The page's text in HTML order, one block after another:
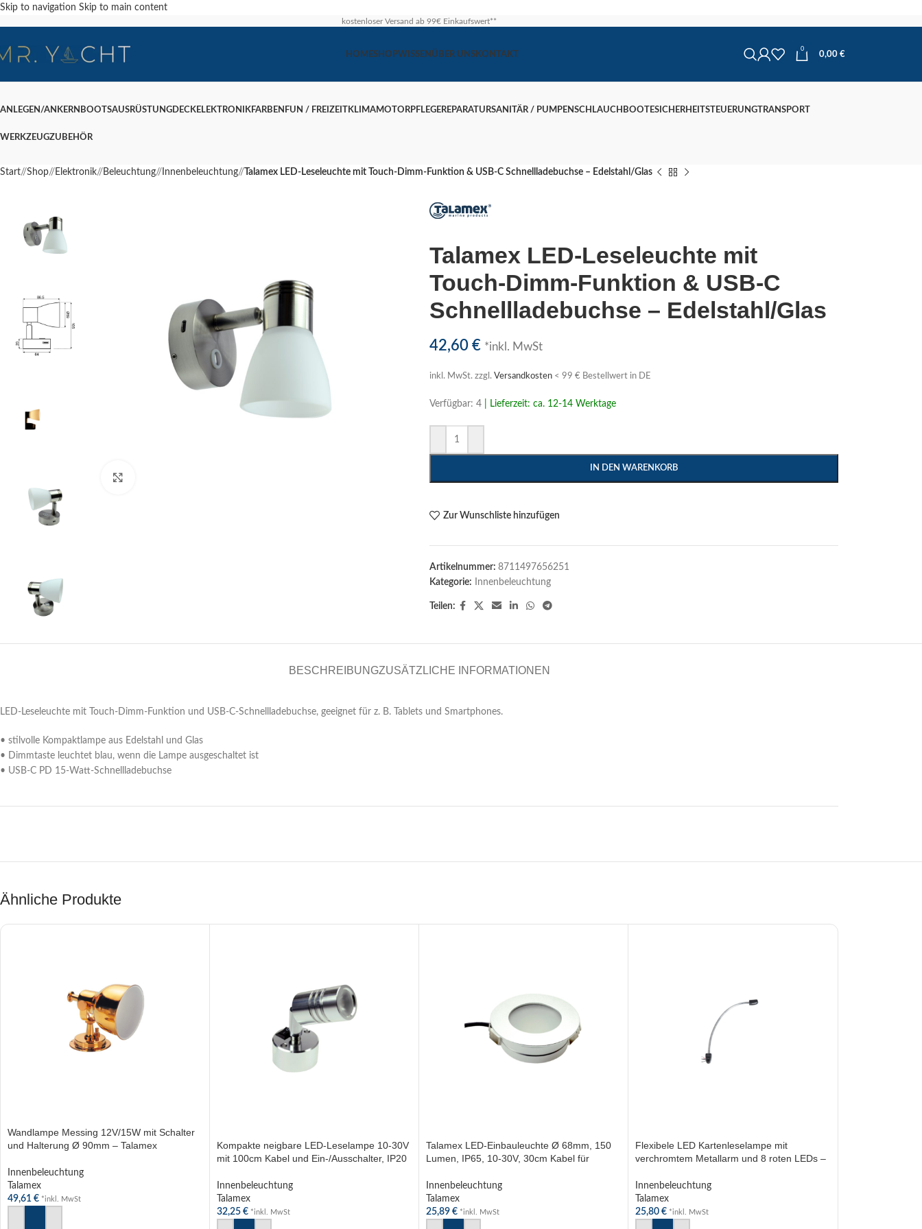
Skip to navigation Skip to main content
kostenloser Versand ab 99€ Einkaufswert**
HOMESHOPWISSEN ÜBER UNSKONTAKT
0
0,00 €
ANLEGEN/ANKERN BOOTSAUSRÜSTUNG DECK ELEKTRONIK FARBEN FUN / FREIZEITKLIMAMOTORPFLEGEREPARATURSANITÄR / PUMPENSCHLAUCHBOOTESICHERHEITSTEUERUNGTRANSPORT
WERKZEUGZUBEHÖR
Start/ Shop/ Elektronik/ Beleuchtung/ Innenbeleuchtung/ Talamex LED-Leseleuchte mit Touch-Dimm-Funktion & USB-C Schnellladebuchse – Edelstahl/Glas
Talamex LED-Leseleuchte mit
Touch-Dimm-Funktion & USB-C
Schnellladebuchse – Edelstahl/Glas
42,60 € *inkl. MwSt
inkl. MwSt. zzgl. Versandkosten< 99 € Bestellwert in DE
Verfügbar: 4| Lieferzeit: ca. 12-14 Werktage
IN DEN WARENKORB
Zur Wunschliste hinzufügen
Artikelnummer: 8711497656251
Kategorie:
Innenbeleuchtung
Teilen:
BESCHREIBUNGZUSÄTZLICHE INFORMATIONEN
LED-Leseleuchte mit Touch-Dimm-Funktion und USB-C-Schnellladebuchse, geeignet für z. B. Tablets und Smartphones.
• stilvolle Kompaktlampe aus Edelstahl und Glas
• Dimmtaste leuchtet blau, wenn die Lampe ausgeschaltet ist
• USB-C PD 15-Watt-Schnellladebuchse
Ähnliche Produkte
Wandlampe Messing 12V/15W mit Schalter
und Halterung Ø 90mm – Talamex
Innenbeleuchtung
Talamex
49,61 € *inkl. MwSt
Kompakte neigbare LED-Leselampe 10-30V
mit 100cm Kabel und Ein-/Ausschalter, IP20
Innenbeleuchtung
Talamex
32,25 € *inkl. MwSt
Talamex LED-Einbauleuchte Ø 68mm, 150
Lumen, IP65, 10-30V, 30cm Kabel für
Innenbeleuchtung
Talamex
25,89 € *inkl. MwSt
Flexibele LED Kartenleselampe mit
verchromtem Metallarm und 8 roten LEDs –
Innenbeleuchtung
Talamex
25,80 € *inkl. MwSt